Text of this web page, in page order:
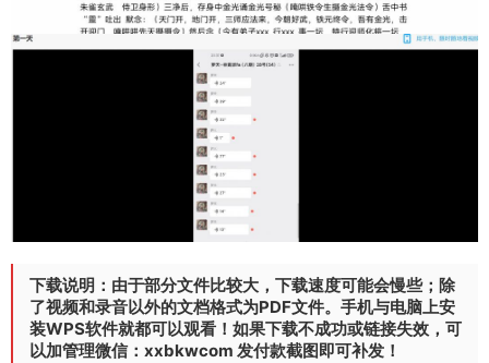
下载说明：由于部分文件比较大，下载速度可能会慢些；除
了视频和录音以外的文档格式为PDF文件。手机与电脑上安
装WPS软件就都可以观看！如果下载不成功或链接失效，可
以加管理微信：xxbkwcom 发付款截图即可补发！